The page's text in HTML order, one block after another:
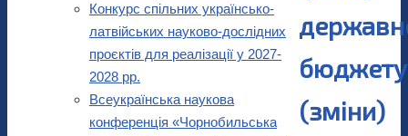
бюджету
(зміни)
Конкурс спільних українсько-
латвійських науково-дослідних
проєктів для реалізації у 2027-
2028 рр.
Всеукраїнська наукова
конференція «Чорнобильська